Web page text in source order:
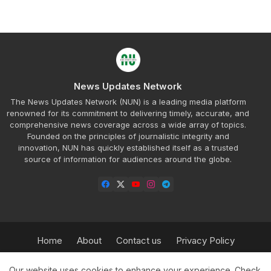
News Updates Network
The News Updates Network (NUN) is a leading media platform
renowned for its commitment to delivering timely, accurate, and
comprehensive news coverage across a wide array of topics.
Founded on the principles of journalistic integrity and
innovation, NUN has quickly established itself as a trusted
source of information for audiences around the globe.
Home About Contact us
Privacy Policy